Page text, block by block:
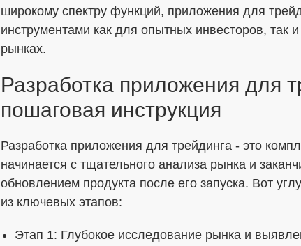
широкому спектру функций, приложения для
инструментами как для опытных инвесторов, так
рынках.
Разработка приложения для
пошаговая инструкция
Разработка приложения для трейдинга - это
начинается с тщательного анализа рынка и
обновлением продукта после его запуска. Вот
из ключевых этапов:
Этап 1: Глубокое исследование рынка и